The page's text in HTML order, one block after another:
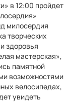
в 12:00 пройдет
милосердия
творческих
здоровья
мастерская»,
памятной
возможностями
велосипедах,
увидеть